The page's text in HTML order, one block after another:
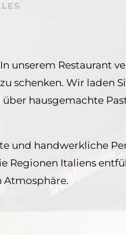
unserem Restaurant
schenken. Wir laden
hausgemachte
und handwerkliche
Regionen Italiens
Atmosphäre.